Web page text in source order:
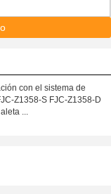
con el sistema de
Z1358-S FJC-Z1358-D
...